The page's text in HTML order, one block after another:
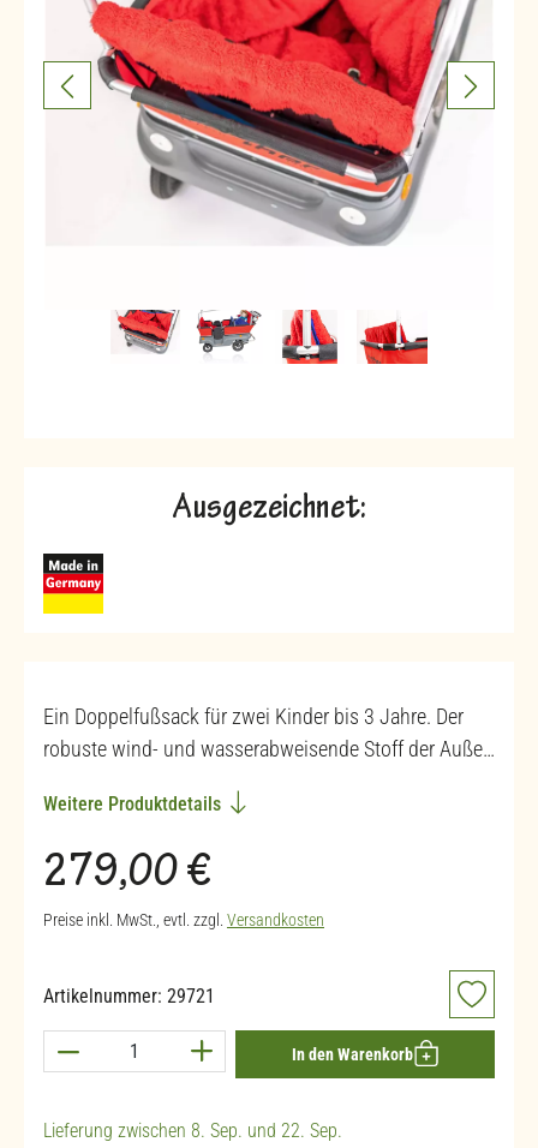
Ausgezeichnet:
Ein Doppelfußsack für zwei Kinder bis 3 Jahre. Der
robuste wind- und wasserabweisende Stoff der Auße…
Weitere Produktdetails
Regulärer Preis:
279,00 €
Preise inkl. MwSt., evtl. zzgl. Versandkosten
Artikelnummer: 29721
Produkt Anzahl: Gib den gewünschten Wert
In den Warenkorb
Lieferung zwischen 8. Sep. und 22. Sep.